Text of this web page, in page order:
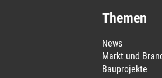
Themen
News
Markt und
Bauprojekte